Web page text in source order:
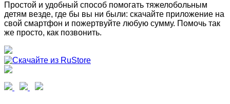
Простой и удобный способ помогать тяжелобольным
детям везде, где бы вы ни были: скачайте приложение на
свой смартфон и пожертвуйте любую сумму. Помочь так
же просто, как позвонить.